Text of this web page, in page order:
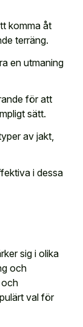
komma åt
terräng.
en utmaning
för att
sätt.
av jakt,
i dessa
sig i olika
och
och
val för